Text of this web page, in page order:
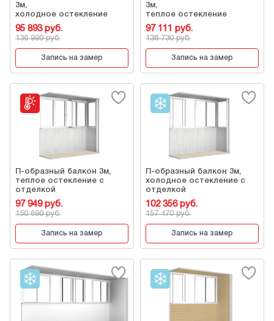
3м,
холодное остекление
95 893 руб.
136 990 руб.
Запись на замер
3м,
теплое остекление
97 111 руб.
138 730 руб.
Запись на замер
П-образный балкон 3м,
теплое остекление с
отделкой
97 949 руб.
150 690 руб.
Запись на замер
П-образный балкон 3м,
холодное остекление с
отделкой
102 356 руб.
157 470 руб.
Запись на замер